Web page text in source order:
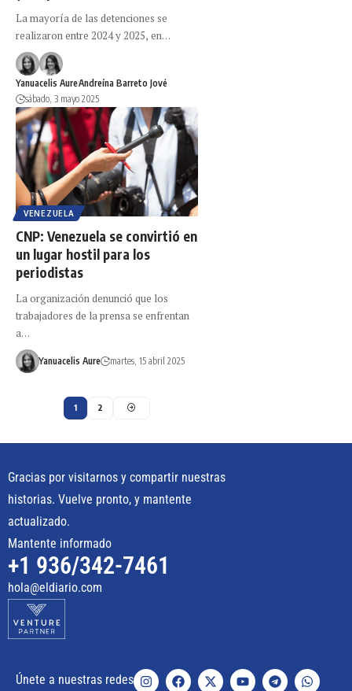
La mayoría de las detenciones se
realizaron entre 2024 y 2025, en…
Yanuacelis AureAndreína Barreto Jové
sábado, 3 mayo 2025
VENEZUELA
CNP: Venezuela se convirtió en
un lugar hostil para los
periodistas
La organización denunció que los
trabajadores de la prensa se enfrentan
a…
Yanuacelis Aure martes, 15 abril 2025
1 2
Gracias por visitarnos y compartir nuestras
historias. Vuelve pronto, y mantente
actualizado.
Mantente informado
+1 936/342-7461
hola@eldiario.com
Únete a nuestras redes